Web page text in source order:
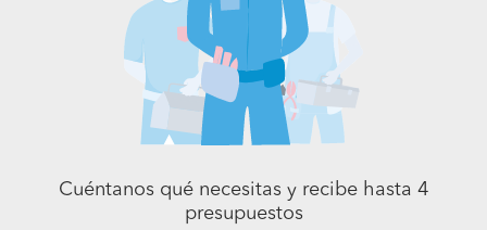
Cuéntanos qué necesitas y recibe hasta 4
presupuestos